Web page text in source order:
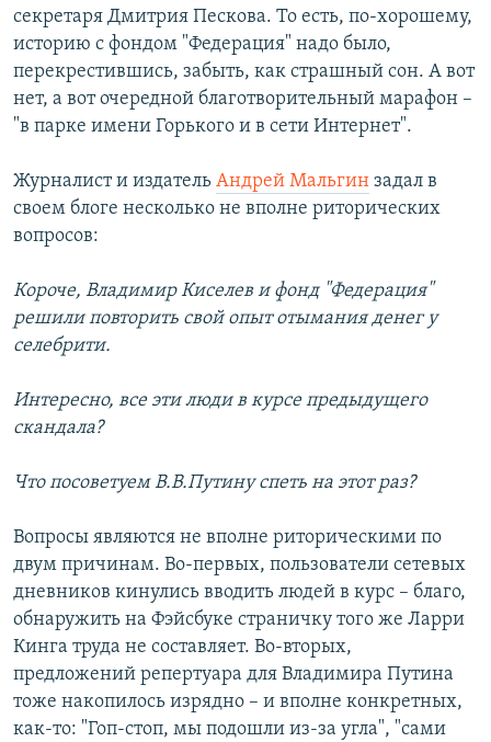
секретаря Дмитрия Пескова. То есть, по-хорошему,
историю с фондом "Федерация" надо было,
перекрестившись, забыть, как страшный сон. А вот
нет, а вот очередной благотворительный марафон –
"в парке имени Горького и в сети Интернет".
Журналист и издатель Андрей Мальгин задал в
своем блоге несколько не вполне риторических
вопросов:
Короче, Владимир Киселев и фонд "Федерация"
решили повторить свой опыт отымания денег у
селебрити.
Интересно, все эти люди в курсе предыдущего
скандала?
Что посоветуем В.В.Путину спеть на этот раз?
Вопросы являются не вполне риторическими по
двум причинам. Во-первых, пользователи сетевых
дневников кинулись вводить людей в курс – благо,
обнаружить на Фэйсбуке страничку того же Ларри
Кинга труда не составляет. Во-вторых,
предложений репертуара для Владимира Путина
тоже накопилось изрядно – и вполне конкретных,
как-то: "Гоп-стоп, мы подошли из-за угла", "сами